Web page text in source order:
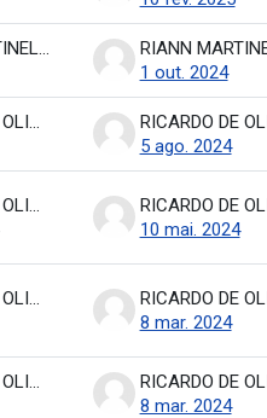
RIANN MARTINELLI BATISTA
1 out. 2024
RICARDO DE OLIVEIRA BRASIL COSTA
5 ago. 2024
RICARDO DE OLIVEIRA BRASIL COSTA
10 mai. 2024
RICARDO DE OLIVEIRA BRASIL COSTA
8 mar. 2024
RICARDO DE OLIVEIRA BRASIL COSTA
8 mar. 2024